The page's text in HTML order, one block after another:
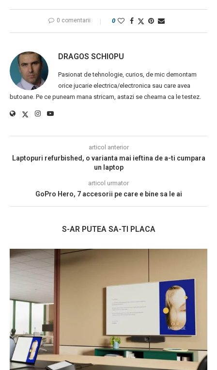
0 comentarii 0
DRAGOS SCHIOPU
Pasionat de tehnologie, curios, de mic demontam
orice jucarie electrica/electronica sau care avea
butoane. Pe ce puneam mana stricam, astazi se cheama ca le testez.
articol anterior
Laptopuri refurbished, o varianta mai ieftina de a-ti cumpara
un laptop
articol urmator
GoPro Hero, 7 accesorii pe care e bine sa le ai
S-AR PUTEA SA-TI PLACA